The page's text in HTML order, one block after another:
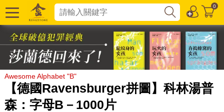
0
Awesome Alphabet "B"
【德國Ravensburger拼圖】科林湯普
森：字母B－1000片